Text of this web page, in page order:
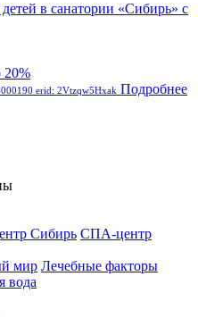
в санатории «Сибирь» с
20%
erid: 2Vtzqw5Hxak Подробнее
Сибирь СПА-центр
мир Лечебные факторы
вода